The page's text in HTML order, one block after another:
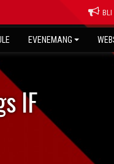
BLI
EVENEMANG
IF